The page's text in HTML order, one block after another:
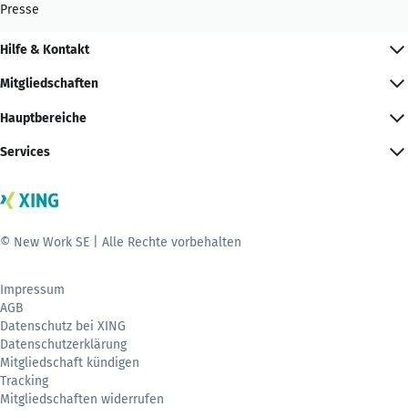
Presse
Hilfe & Kontakt
Mitgliedschaften
Hauptbereiche
Services
© New Work SE | Alle Rechte vorbehalten
Impressum
AGB
Datenschutz bei XING
Datenschutzerklärung
Mitgliedschaft kündigen
Tracking
Mitgliedschaften widerrufen